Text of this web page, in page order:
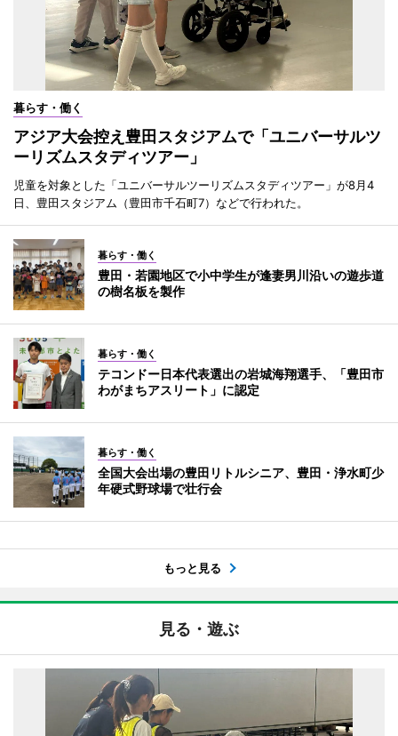
暮らす・働く
アジア大会控え豊田スタジアムで「ユニバーサルツ
ーリズムスタディツアー」
児童を対象とした「ユニバーサルツーリズムスタディツアー」が8月4
日、豊田スタジアム（豊田市千石町7）などで行われた。
暮らす・働く
豊田・若園地区で小中学生が逢妻男川沿いの遊歩道
の樹名板を製作
暮らす・働く
テコンドー日本代表選出の岩城海翔選手、「豊田市
わがまちアスリート」に認定
暮らす・働く
全国大会出場の豊田リトルシニア、豊田・浄水町少
年硬式野球場で壮行会
もっと見る
見る・遊ぶ